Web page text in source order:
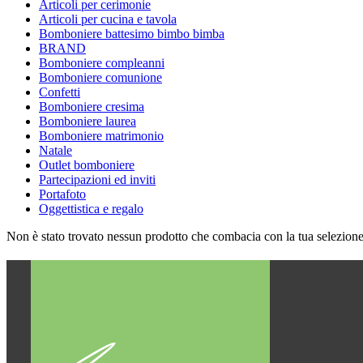
Articoli per cerimonie
Articoli per cucina e tavola
Bomboniere battesimo bimbo bimba
BRAND
Bomboniere compleanni
Bomboniere comunione
Confetti
Bomboniere cresima
Bomboniere laurea
Bomboniere matrimonio
Natale
Outlet bomboniere
Partecipazioni ed inviti
Portafoto
Oggettistica e regalo
Non è stato trovato nessun prodotto che combacia con la tua